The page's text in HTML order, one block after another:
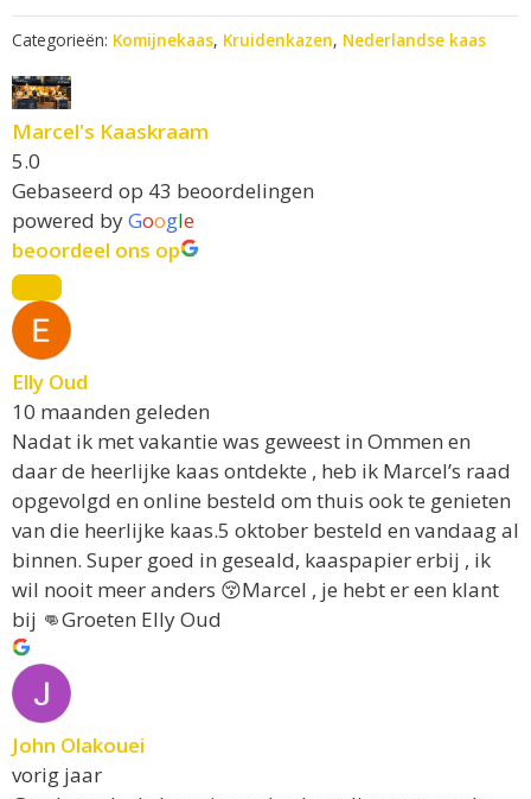
v
e
:
Categorieën: Komijnekaas, Kruidenkazen, Nederlandse kaas
Marcel's Kaaskraam
5.0
Gebaseerd op 43 beoordelingen
powered byGoogle
beoordeel ons op
Elly Oud
10 maanden geleden
Nadat ik met vakantie was geweest in Ommen en
daar de heerlijke kaas ontdekte , heb ik Marcel’s raad
opgevolgd en online besteld om thuis ook te genieten
van die heerlijke kaas.5 oktober besteld en vandaag al
binnen. Super goed in geseald, kaaspapier erbij , ik
wil nooit meer anders 😚Marcel , je hebt er een klant
bij 👊Groeten Elly Oud
John Olakouei
vorig jaar